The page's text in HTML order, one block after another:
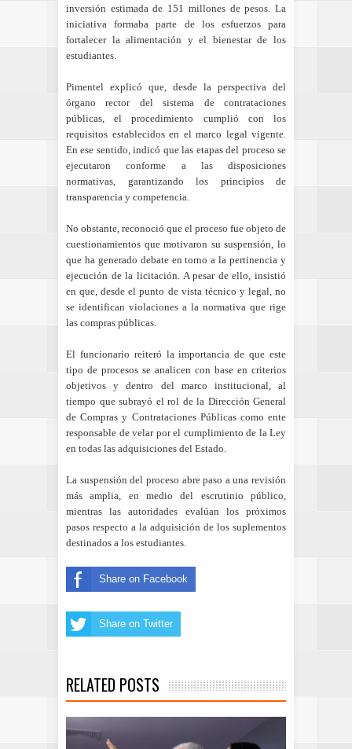
inversión estimada de 151 millones de pesos. La
iniciativa formaba parte de los esfuerzos para
fortalecer la alimentación y el bienestar de los
estudiantes.
Pimentel explicó que, desde la perspectiva del
órgano rector del sistema de contrataciones
públicas, el procedimiento cumplió con los
requisitos establecidos en el marco legal vigente.
En ese sentido, indicó que las etapas del proceso se
ejecutaron conforme a las disposiciones
normativas, garantizando los principios de
transparencia y competencia.
No obstante, reconoció que el proceso fue objeto de
cuestionamientos que motivaron su suspensión, lo
que ha generado debate en torno a la pertinencia y
ejecución de la licitación. A pesar de ello, insistió
en que, desde el punto de vista técnico y legal, no
se identifican violaciones a la normativa que rige
las compras públicas.
El funcionario reiteró la importancia de que este
tipo de procesos se analicen con base en criterios
objetivos y dentro del marco institucional, al
tiempo que subrayó el rol de la Dirección General
de Compras y Contrataciones Públicas como ente
responsable de velar por el cumplimiento de la Ley
en todas las adquisiciones del Estado.
La suspensión del proceso abre paso a una revisión
más amplia, en medio del escrutinio público,
mientras las autoridades evalúan los próximos
pasos respecto a la adquisición de los suplementos
destinados a los estudiantes.
Share on Facebook
Share on Twitter
RELATED POSTS